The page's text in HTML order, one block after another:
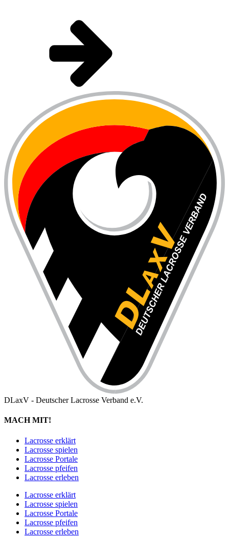
DLaxV - Deutscher Lacrosse Verband e.V.
MACH MIT!
Lacrosse erklärt
Lacrosse spielen
Lacrosse Portale
Lacrosse pfeifen
Lacrosse erleben
Lacrosse erklärt
Lacrosse spielen
Lacrosse Portale
Lacrosse pfeifen
Lacrosse erleben